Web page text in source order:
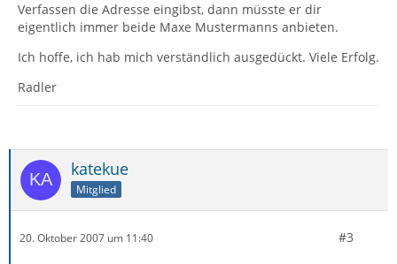
Verfassen die Adresse eingibst, dann müsste er dir
eigentlich immer beide Maxe Mustermanns anbieten.
Ich hoffe, ich hab mich verständlich ausgedückt. Viele Erfolg.
Radler
katekue
Mitglied
20. Oktober 2007 um 11:40 #3